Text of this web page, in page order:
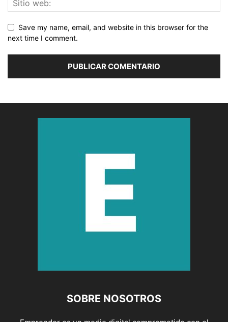
Save my name, email, and website in this browser for the
next time I comment.
SOBRE NOSOTROS